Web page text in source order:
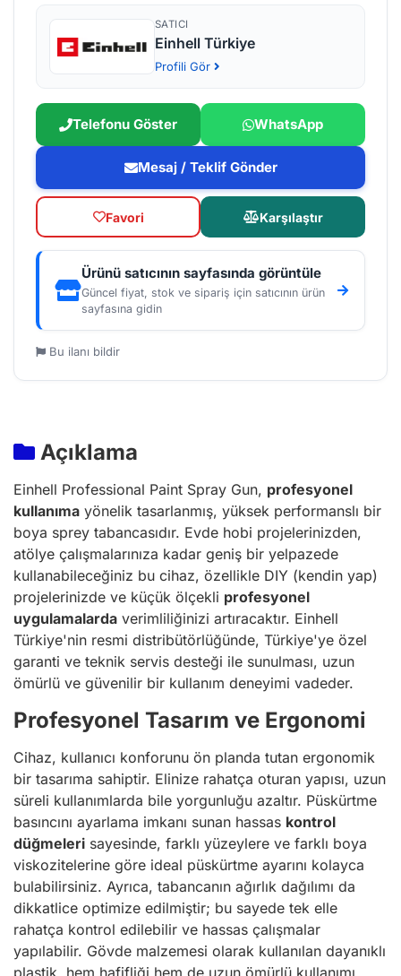
SATICI
Einhell Türkiye
Profili Gör
Telefonu Göster WhatsApp
Mesaj / Teklif Gönder
Favori Karşılaştır
Ürünü satıcının sayfasında görüntüle
Güncel fiyat, stok ve sipariş için satıcının ürün
sayfasına gidin
Bu ilanı bildir
Açıklama
Einhell Professional Paint Spray Gun, profesyonel
kullanıma yönelik tasarlanmış, yüksek performanslı bir
boya sprey tabancasıdır. Evde hobi projelerinizden,
atölye çalışmalarınıza kadar geniş bir yelpazede
kullanabileceğiniz bu cihaz, özellikle DIY (kendin yap)
projelerinizde ve küçük ölçekli profesyonel
uygulamalarda verimliliğinizi artıracaktır. Einhell
Türkiye'nin resmi distribütörlüğünde, Türkiye'ye özel
garanti ve teknik servis desteği ile sunulması, uzun
ömürlü ve güvenilir bir kullanım deneyimi vadeder.
Profesyonel Tasarım ve Ergonomi
Cihaz, kullanıcı konforunu ön planda tutan ergonomik
bir tasarıma sahiptir. Elinize rahatça oturan yapısı, uzun
süreli kullanımlarda bile yorgunluğu azaltır. Püskürtme
basıncını ayarlama imkanı sunan hassas kontrol
düğmeleri sayesinde, farklı yüzeylere ve farklı boya
viskozitelerine göre ideal püskürtme ayarını kolayca
bulabilirsiniz. Ayrıca, tabancanın ağırlık dağılımı da
dikkatlice optimize edilmiştir; bu sayede tek elle
rahatça kontrol edilebilir ve hassas çalışmalar
yapılabilir. Gövde malzemesi olarak kullanılan dayanıklı